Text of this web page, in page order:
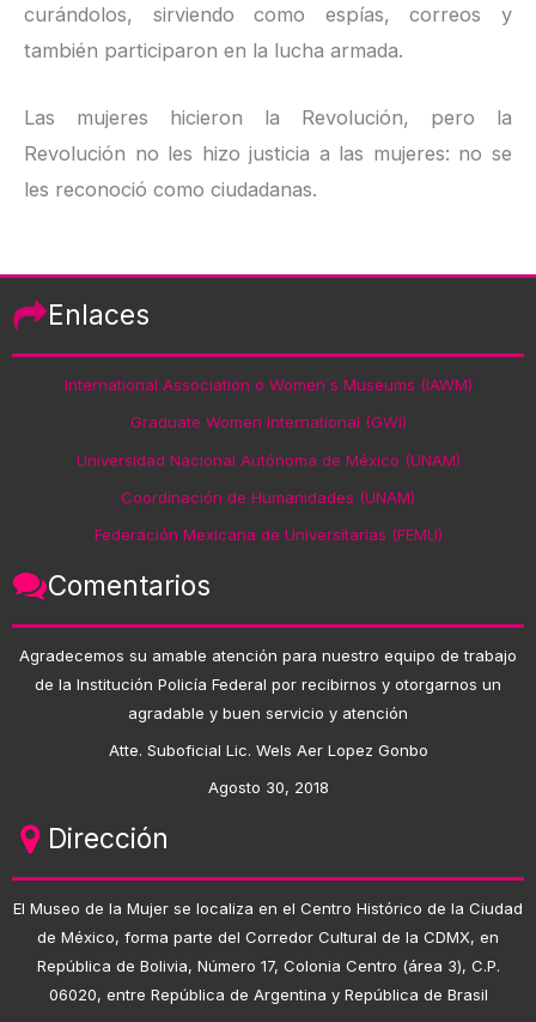
curándolos, sirviendo como espías, correos y
también participaron en la lucha armada.
Las mujeres hicieron la Revolución, pero la
Revolución no les hizo justicia a las mujeres: no se
les reconoció como ciudadanas.
Enlaces
International Association o Women´s Museums (IAWM)
Graduate Women International (GWI)
Universidad Nacional Autónoma de México (UNAM)
Coordinación de Humanidades (UNAM)
Federación Mexicana de Universitarias (FEMU)
Comentarios
Agradecemos su amable atención para nuestro equipo de trabajo
de la Institución Policía Federal por recibirnos y otorgarnos un
agradable y buen servicio y atención
Atte. Suboficial Lic. Wels Aer Lopez Gonbo
Agosto 30, 2018
Dirección
El Museo de la Mujer se localiza en el Centro Histórico de la Ciudad
de México, forma parte del Corredor Cultural de la CDMX, en
República de Bolivia, Número 17, Colonia Centro (área 3), C.P.
06020, entre República de Argentina y República de Brasil